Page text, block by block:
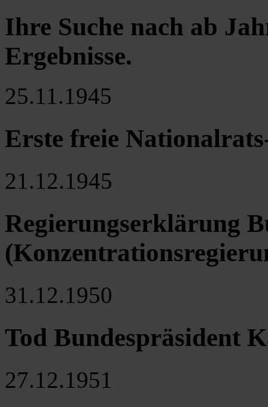
Ihre Suche nach ab
Ergebnisse.
25.11.1945
Erste freie
21.12.1945
Regierungserklärung
31.12.1950
Tod Bundespräsident
27.12.1951